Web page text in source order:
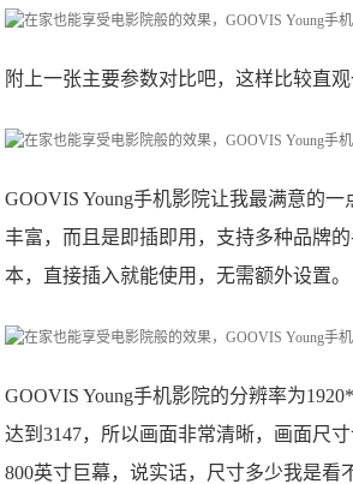
附上一张主要参数对比吧，这样比较直观
GOOVIS Young手机影院让我最满意的
丰富，而且是即插即用，支持多种品牌
本，直接插入就能使用，无需额外设置。
GOOVIS Young手机影院的分辨率为
达到3147，所以画面非常清晰，画面尺
800英寸巨幕，说实话，尺寸多少我是看